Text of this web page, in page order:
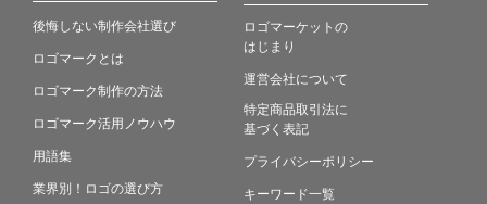
後悔しない制作会社選び
ロゴマークとは
ロゴマーク制作の方法
ロゴマーク活用ノウハウ
用語集
業界別！ロゴの選び方
ロゴマーケットの
はじまり
運営会社について
特定商品取引法に
基づく表記
プライバシーポリシー
キーワード一覧